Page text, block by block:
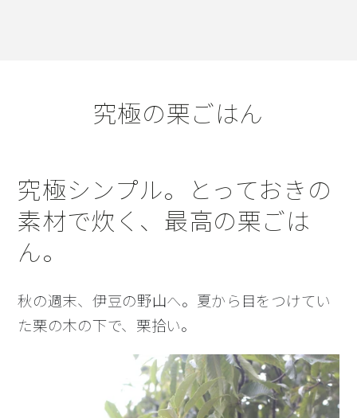
究極の栗ごはん
究極シンプル。とっておきの
素材で炊く、最高の栗ごは
ん。
秋の週末、伊豆の野山へ。夏から目をつけてい
た栗の木の下で、栗拾い。